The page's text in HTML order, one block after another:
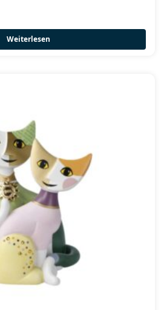
Weiterlesen